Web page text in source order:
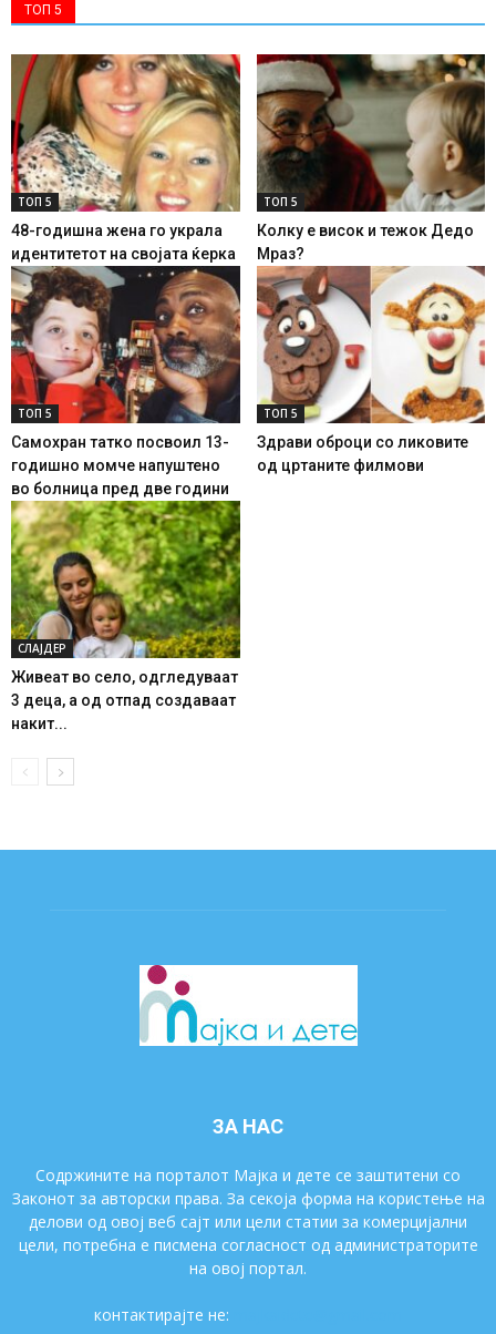
ТОП 5
ТОП 5
48-годишна жена го украла
идентитетот на својата ќерка
ТОП 5
Колку е висок и тежок Дедо
Мраз?
ТОП 5
Самохран татко посвоил 13-
годишно момче напуштено
во болница пред две години
ТОП 5
Здрави оброци со ликовите
од цртаните филмови
СЛАЈДЕР
Живеат во село, одгледуваат
3 деца, а од отпад создаваат
накит...
ЗА НАС
Содржините на порталот Мајка и дете се заштитени со
Законот за авторски права. За секоја форма на користење на
делови од овој веб сајт или цели статии за комерцијални
цели, потребна е писмена согласност од администраторите
на овој портал.
контактирајте не: